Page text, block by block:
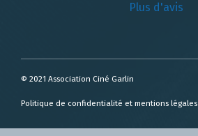
Plus d'avis
© 2021 Association Ciné Garlin
Politique de confidentialité et mentions légales